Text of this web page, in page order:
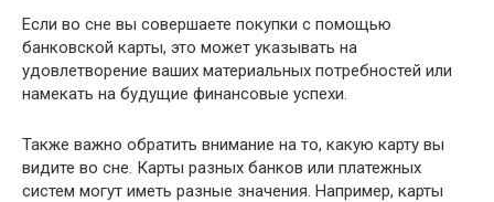
Если во сне вы совершаете покупки с помощью
банковской карты, это может указывать на
удовлетворение ваших материальных потребностей или
намекать на будущие финансовые успехи.
Также важно обратить внимание на то, какую карту вы
видите во сне. Карты разных банков или платежных
систем могут иметь разные значения. Например, карты